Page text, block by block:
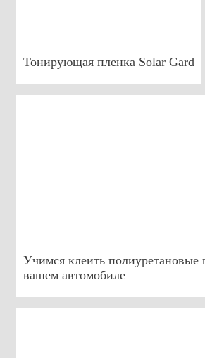
Тонирующая пленка Solar Gard
Учимся клеить полиуретановые
вашем автомобиле